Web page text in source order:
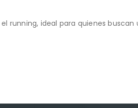
running, ideal para quienes